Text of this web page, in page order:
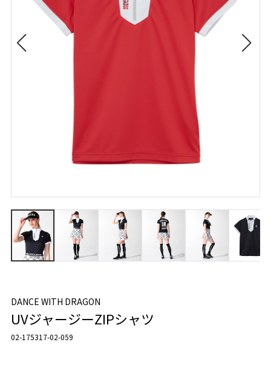
DANCE WITH DRAGON
UVジャージーZIPシャツ
02-175317-02-059